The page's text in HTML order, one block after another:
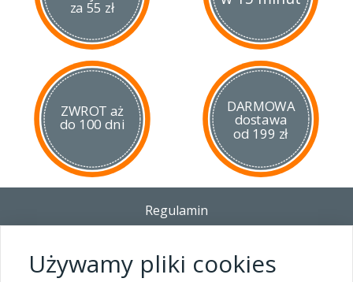
za 55 zł
ZWROT aż
do 100 dni
DARMOWA
dostawa
od 199 zł
Regulamin
Polityka prywatności i pliki cookies
Blog
Używamy pliki cookies